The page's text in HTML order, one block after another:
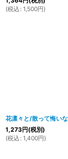
(税込 : 1,500円)
花凛々と/散って悔い
1,273円(税別)
(税込 : 1,400円)